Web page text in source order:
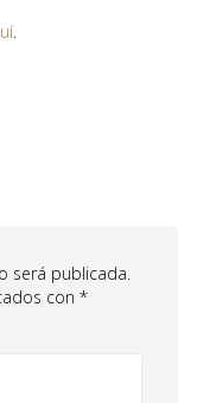
.
será publicada.
con *